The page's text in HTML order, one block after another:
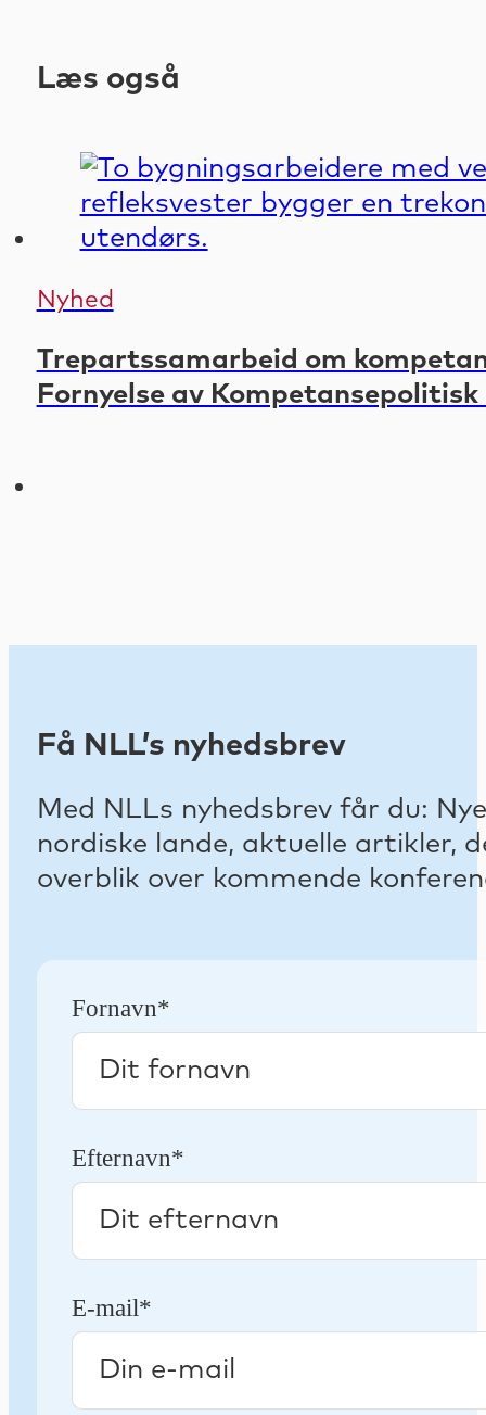
Læs også
Nyhed
Trepartssamarbeid om
Fornyelse av
Få NLL’s nyhedsbrev
Med NLLs nyhedsbrev får du:
nordiske lande, aktuelle
overblik over kommende
Fornavn*
Efternavn*
E-mail*